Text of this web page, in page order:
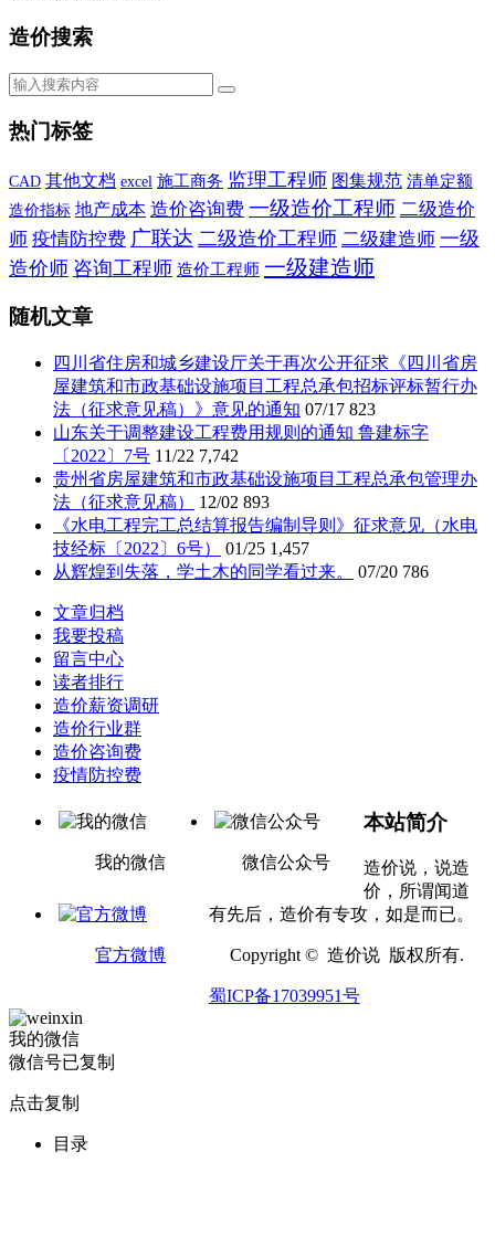
造价搜索
热门标签
CAD 其他文档 excel 施工商务 监理工程师 图集规范 清单定额
造价指标 地产成本 造价咨询费 一级造价工程师 二级造价
师 疫情防控费 广联达 二级造价工程师 二级建造师 一级
造价师 咨询工程师 造价工程师 一级建造师
随机文章
四川省住房和城乡建设厅关于再次公开征求《四川省房
屋建筑和市政基础设施项目工程总承包招标评标暂行办
法（征求意见稿）》意见的通知 07/17 823
山东关于调整建设工程费用规则的通知 鲁建标字
〔2022〕7号 11/22 7,742
贵州省房屋建筑和市政基础设施项目工程总承包管理办
法（征求意见稿）
12/02 893
《水电工程完工总结算报告编制导则》征求意见（水电
技经标〔2022〕6号）
01/25 1,457
从辉煌到失落，学土木的同学看过来。
07/20 786
文章归档
我要投稿
留言中心
读者排行
造价薪资调研
造价行业群
造价咨询费
疫情防控费
我的微信 微信公众号
官方微博
本站简介
造价说，说造
价，所谓闻道
有先后，造价有专攻，如是而已。
Copyright © 造价说 版权所有.
蜀ICP备17039951号
我的微信
微信号已复制
点击复制
目录